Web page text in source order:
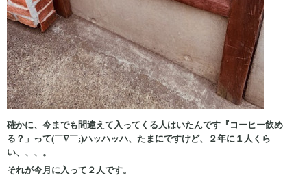
確かに、今までも間違えて入ってくる人はいたんです『コーヒー飲め
る？」って(￣∇￣;)ハッハッハ、たまにですけど、２年に１人くら
い、、、。
それが今月に入って２人です。